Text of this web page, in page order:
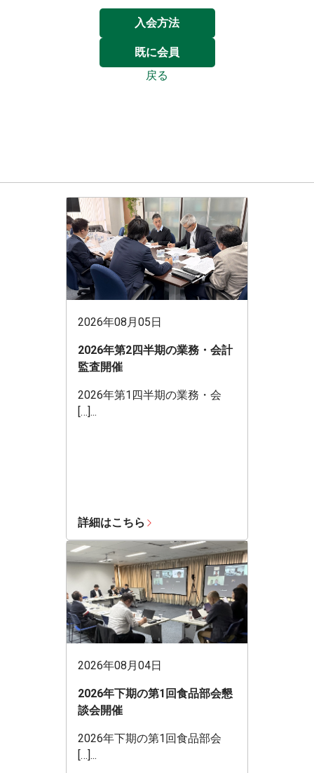
入会方法
既に会員
戻る
2026年08月05日
2026年第2四半期の業務・会計
監査開催
2026年第1四半期の業務・会
[…]...
詳細はこちら
2026年08月04日
2026年下期の第1回食品部会懇
談会開催
2026年下期の第1回食品部会
[…]...